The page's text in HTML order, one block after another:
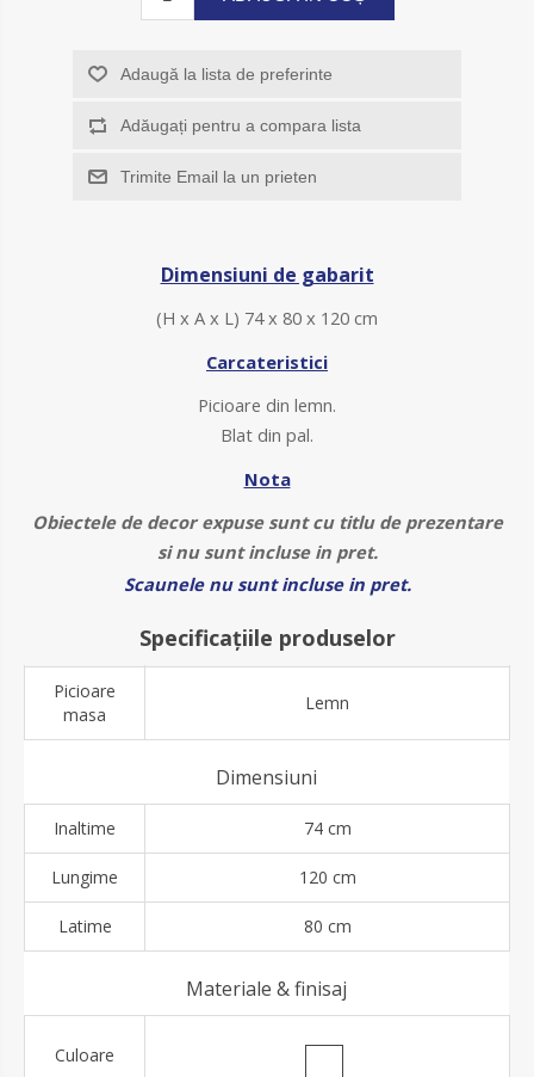
Adaugă la lista de preferinte
Adăugați pentru a compara lista
Trimite Email la un prieten
Dimensiuni de gabarit
(H x A x L) 74 x 80 x 120 cm
Carcateristici
Picioare din lemn.
Blat din pal.
Nota
Obiectele de decor expuse sunt cu titlu de prezentare
si nu sunt incluse in pret.
Scaunele nu sunt incluse in pret.
Specificațiile produselor
Picioare
masa
Lemn
Dimensiuni
Inaltime 74 cm
Lungime 120 cm
Latime 80 cm
Materiale & finisaj
Culoare